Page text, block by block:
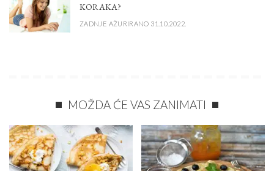
KORAKA?
ZADNJE AŽURIRANO 31.10.2022.
MOŽDA ĆE VAS ZANIMATI